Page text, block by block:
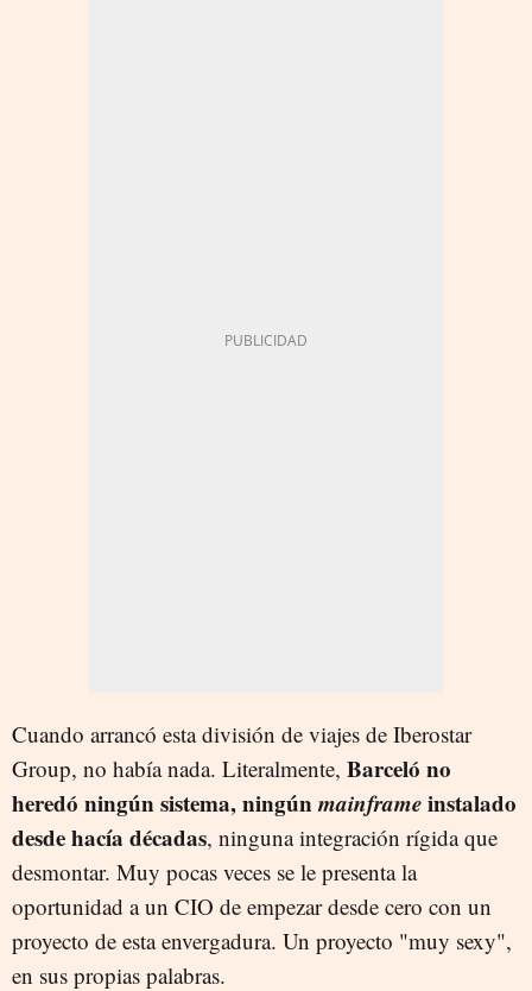
Cuando arrancó esta división de viajes de Iberostar
Group, no había nada. Literalmente, Barceló no
heredó ningún sistema, ningúnmainframeinstalado
desde hacía décadas, ninguna integración rígida que
desmontar. Muy pocas veces se le presenta la
oportunidad a un CIO de empezar desde cero con un
proyecto de esta envergadura. Un proyecto "muy sexy",
en sus propias palabras.